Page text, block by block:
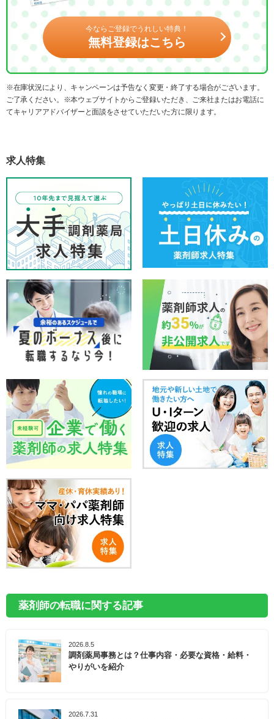
今ならご登録でうれしい特典！
無料登録はこちら
※在庫状況により、キャンペーンは予告なく変更・終了する場合がございます。
ご了承ください。※本ウェブサイトからご登録いただき、ご来社またはお電話に
てキャリアアドバイザーと面談をさせていただいた方に限ります。
求人特集
薬剤師の転職に関する記事
2026.8.5
調剤薬局事務とは？仕事内容・必要な資格・給料・
やりがいを紹介
2026.7.31